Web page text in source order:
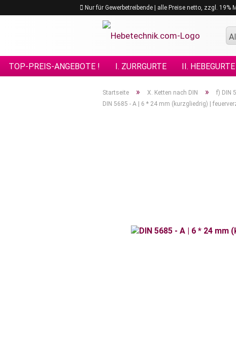
Nur für Gewerbetreibende | alle Preise netto, zzgl. 19%
TOP-PREIS-ANGEBOTE ! I. ZURRGURTE II. HEBEGURTE
XV. EDELSTAHL - ANSCHLAGMITTEL XVI.
Startseite » X. Ketten nach DIN » f) DIN
DIN 5685 - A | 6 * 24 mm (kurzgliedrig) |